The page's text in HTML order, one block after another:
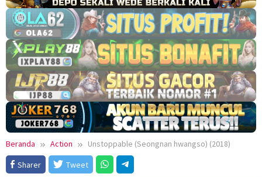
Beranda Action
Unstoppable (Seongnan hwangso) (2018)
Sharer
Tweet